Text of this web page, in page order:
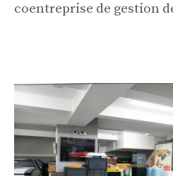
coentreprise de gestion